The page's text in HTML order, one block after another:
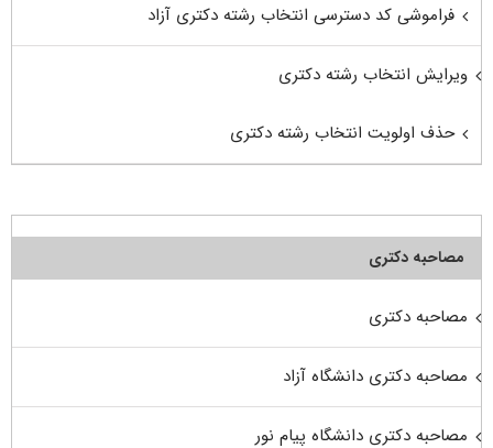
فراموشی کد دسترسی انتخاب رشته دکتری آزاد
ویرایش انتخاب رشته دکتری
حذف اولویت انتخاب رشته دکتری
مصاحبه دکتری
مصاحبه دکتری
مصاحبه دکتری دانشگاه آزاد
مصاحبه دکتری دانشگاه پیام نور